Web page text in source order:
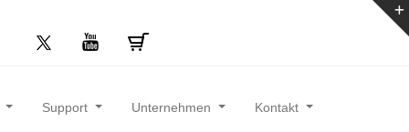
Support Unternehmen Kontakt